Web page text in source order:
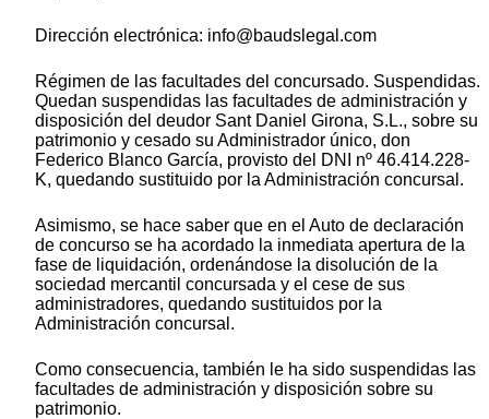
Dirección electrónica: info@baudslegal.com
Régimen de las facultades del concursado. Suspendidas.
Quedan suspendidas las facultades de administración y
disposición del deudor Sant Daniel Girona, S.L., sobre su
patrimonio y cesado su Administrador único, don
Federico Blanco García, provisto del DNI nº 46.414.228-
K, quedando sustituido por la Administración concursal.
Asimismo, se hace saber que en el Auto de declaración
de concurso se ha acordado la inmediata apertura de la
fase de liquidación, ordenándose la disolución de la
sociedad mercantil concursada y el cese de sus
administradores, quedando sustituidos por la
Administración concursal.
Como consecuencia, también le ha sido suspendidas las
facultades de administración y disposición sobre su
patrimonio.